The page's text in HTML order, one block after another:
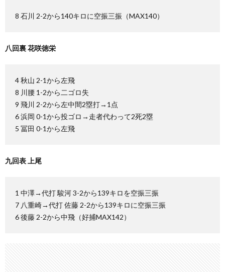
8 石川 2-2から140キロに空振三振（MAX140）
八回裏 花咲徳栄
4 秋山 2-1から左飛
8 川腰 1-2から二ゴロ失
9 飛川 2-2から左中間2塁打→1点
6 浜岡 0-1から投ゴロ→走者代わって2死2塁
5 冨田 0-1から左飛
九回表 上尾
1 中澤→代打 駿河 3-2から139キロを空振三振
7 八重崎→代打 佐藤 2-2から139キロに空振三振
6 後藤 2-2から中飛（好捕MAX142）